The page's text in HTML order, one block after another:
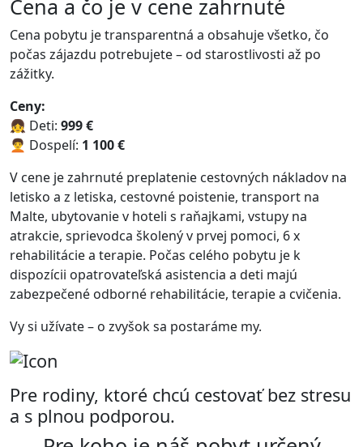
Cena a čo je v cene zahrnuté
Cena pobytu je transparentná a obsahuje všetko, čo
počas zájazdu potrebujete – od starostlivosti až po
zážitky.
Ceny:
👧 Deti: 999 €
🧑‍🦱 Dospelí: 1 100 €
V cene je zahrnuté preplatenie cestovných nákladov na
letisko a z letiska, cestovné poistenie, transport na
Malte, ubytovanie v hoteli s raňajkami, vstupy na
atrakcie, sprievodca školený v prvej pomoci, 6 x
rehabilitácie a terapie. Počas celého pobytu je k
dispozícii opatrovateľská asistencia a deti majú
zabezpečené odborné rehabilitácie, terapie a cvičenia.
Vy si užívate – o zvyšok sa postaráme my.
Pre rodiny, ktoré chcú cestovať bez stresu
a s plnou podporou.